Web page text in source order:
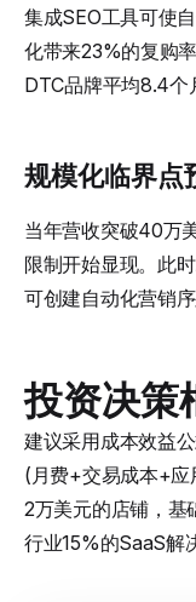
集成SEO工具可使
化带来23%的复购
DTC品牌平均8.4个
规模化临界点
当年营收突破40万
限制开始显现。此
可创建自动化营销
投资决策
建议采用成本效益
(月费+交易成本+
2万美元的店铺，基
行业15%的SaaS解